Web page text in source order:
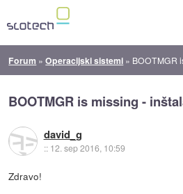
Forum »Operacijski sistemi » BOOTMGR
BOOTMGR is missing -
david_g
:: 12. sep 2016, 10:59
Zdravo!